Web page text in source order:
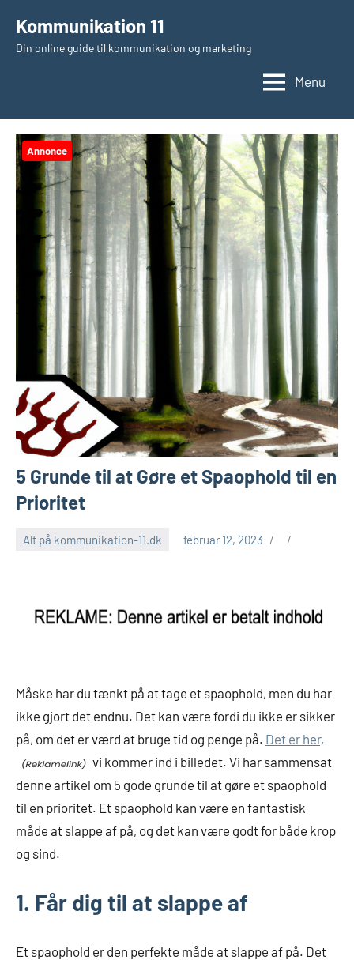
indhold
Kommunikation 11
Din online guide til kommunikation og marketing
Menu
Annonce
5 Grunde til at Gøre et Spaophold til en
Prioritet
Alt på kommunikation-11.dk februar 12, 2023
Måske har du tænkt på at tage et spaophold, men du har
ikke gjort det endnu. Det kan være fordi du ikke er sikker
på, om det er værd at bruge tid og penge på. Det er her,
vi kommer ind i billedet. Vi har sammensat
denne artikel om 5 gode grunde til at gøre et spaophold
til en prioritet. Et spaophold kan være en fantastisk
måde at slappe af på, og det kan være godt for både krop
og sind.
1. Får dig til at slappe af
Et spaophold er den perfekte måde at slappe af på. Det